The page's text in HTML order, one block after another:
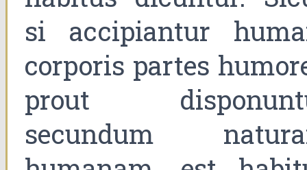
si accipiantur
corporis partes
prout
secundum